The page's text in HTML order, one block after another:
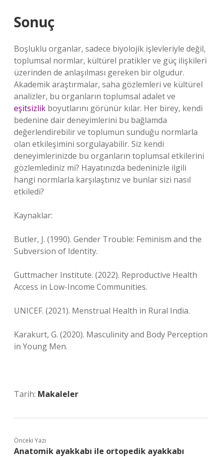
Sonuç
Boşluklu organlar, sadece biyolojik işlevleriyle değil,
toplumsal normlar, kültürel pratikler ve güç ilişkileri
üzerinden de anlaşılması gereken bir olgudur.
Akademik araştırmalar, saha gözlemleri ve kültürel
analizler, bu organların toplumsal adalet ve
eşitsizlik boyutlarını görünür kılar. Her birey, kendi
bedenine dair deneyimlerini bu bağlamda
değerlendirebilir ve toplumun sunduğu normlarla
olan etkileşimini sorgulayabilir. Siz kendi
deneyimlerinizde bu organların toplumsal etkilerini
gözlemlediniz mi? Hayatınızda bedeninizle ilgili
hangi normlarla karşılaştınız ve bunlar sizi nasıl
etkiledi?
Kaynaklar:
Butler, J. (1990). Gender Trouble: Feminism and the
Subversion of Identity.
Guttmacher Institute. (2022). Reproductive Health
Access in Low-Income Communities.
UNICEF. (2021). Menstrual Health in Rural India.
Karakurt, G. (2020). Masculinity and Body Perception
in Young Men.
Tarih: Makaleler
Önceki Yazı
Anatomik ayakkabı ile ortopedik ayakkabı